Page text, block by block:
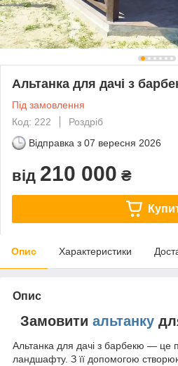
Альтанка для дачі з
Під замовлення
Код: 222
Роздріб
Відправка з 07 вересня 2026
від 210 000 ₴
Опис Характеристики
Опис
Замовити альтанку
Альтанка для дачі з барбекю — це
ландшафту. З її допомогою